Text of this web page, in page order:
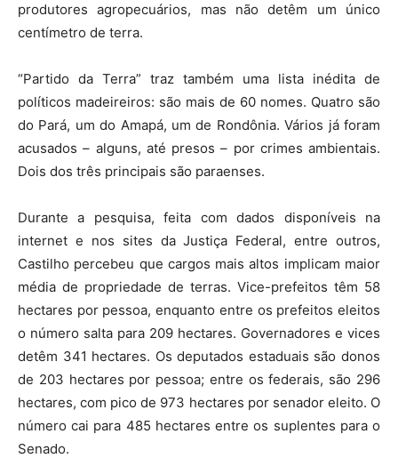
produtores agropecuários, mas não detêm um único
centímetro de terra.
“Partido da Terra” traz também uma lista inédita de
políticos madeireiros: são mais de 60 nomes. Quatro são
do Pará, um do Amapá, um de Rondônia. Vários já foram
acusados – alguns, até presos – por crimes ambientais.
Dois dos três principais são paraenses.
Durante a pesquisa, feita com dados disponíveis na
internet e nos sites da Justiça Federal, entre outros,
Castilho percebeu que cargos mais altos implicam maior
média de propriedade de terras. Vice-prefeitos têm 58
hectares por pessoa, enquanto entre os prefeitos eleitos
o número salta para 209 hectares. Governadores e vices
detêm 341 hectares. Os deputados estaduais são donos
de 203 hectares por pessoa; entre os federais, são 296
hectares, com pico de 973 hectares por senador eleito. O
número cai para 485 hectares entre os suplentes para o
Senado.